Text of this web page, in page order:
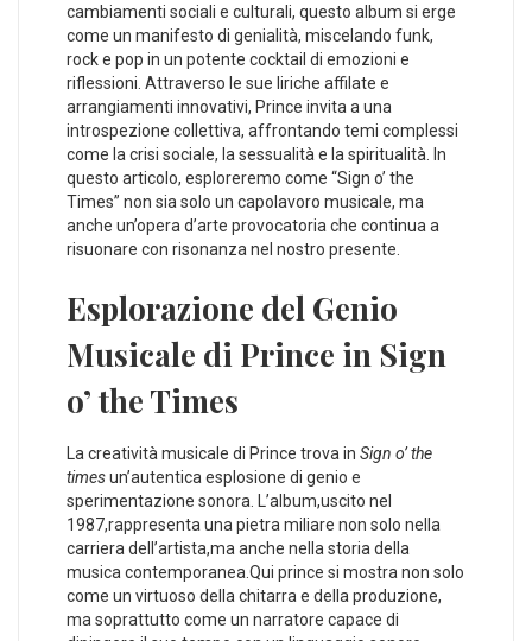
cambiamenti sociali ‍e ‍culturali, questo ‍album si erge
come un manifesto di genialità,⁣ miscelando funk,
rock‌ e ​pop in ⁣un potente ⁤cocktail ‍di emozioni e
riflessioni.‌ Attraverso le sue liriche​ affilate e
⁢arrangiamenti innovativi, ⁣Prince⁢ invita a una
introspezione ​collettiva, affrontando ‍temi​ complessi
come la crisi sociale, la ​sessualità e ⁣la spiritualità. In
questo articolo, esploreremo come “Sign o’ ​the
⁢Times” ⁣non‍ sia solo un capolavoro musicale,⁢ ma
anche un’opera d’arte provocatoria che continua a‍
risuonare ⁣con risonanza ‍nel nostro ⁢presente.
Esplorazione del ⁣Genio
Musicale di Prince in Sign
‌o’ the Times
La creatività⁣ musicale ​di ⁣Prince trova in Sign o’ the
times⁤un’autentica⁢ esplosione di​ genio e
sperimentazione sonora. L’album,uscito ⁢nel
1987,rappresenta una pietra miliare non⁣ solo nella
⁤carriera dell’artista,ma anche nella storia‍ della
musica contemporanea.Qui⁤ prince si mostra ⁢non solo
come un virtuoso della ‌chitarra e della⁣ produzione,
ma⁤ soprattutto come un ​narratore⁤ capace di